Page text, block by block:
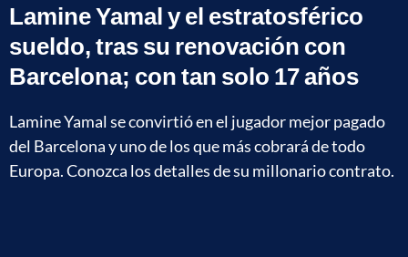
Lamine Yamal y el estratosférico
sueldo, tras su renovación con
Barcelona; con tan solo 17 años
Lamine Yamal se convirtió en el jugador mejor pagado
del Barcelona y uno de los que más cobrará de todo
Europa. Conozca los detalles de su millonario contrato.